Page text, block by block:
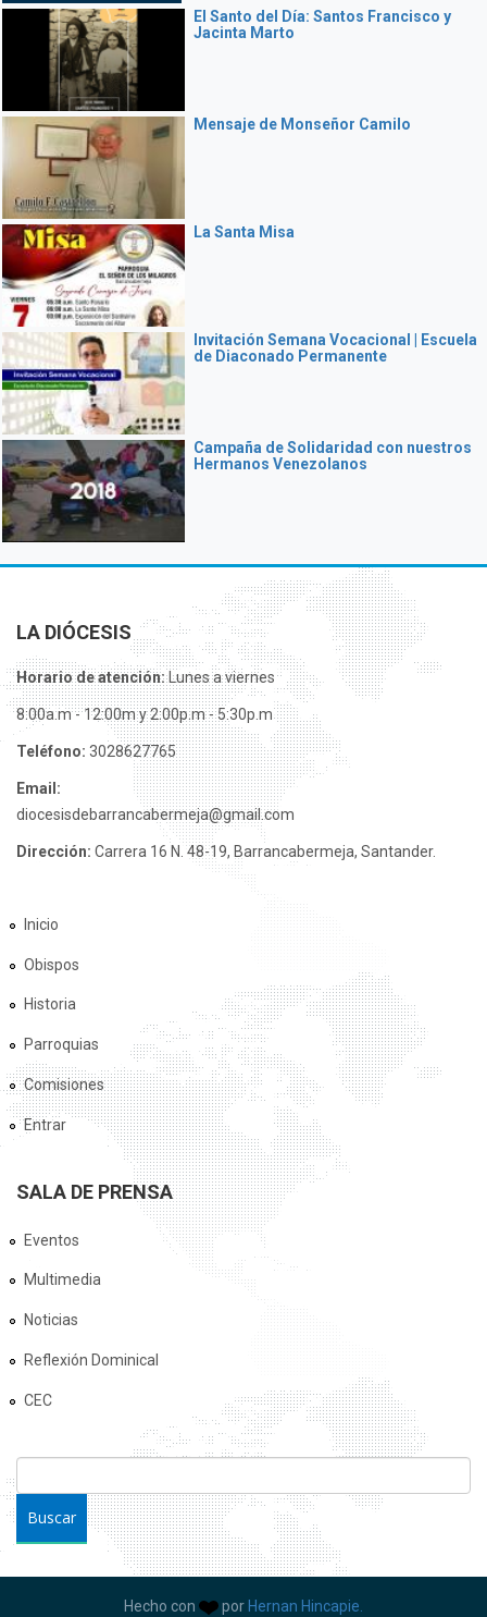
El Santo del Día: Santos Francisco y
Jacinta Marto
Mensaje de Monseñor Camilo
La Santa Misa
Invitación Semana Vocacional | Escuela
de Diaconado Permanente
Campaña de Solidaridad con nuestros
Hermanos Venezolanos
LA DIÓCESIS
Horario de atención:Lunes a viernes
8:00a.m - 12:00m y 2:00p.m - 5:30p.m
Teléfono: 3028627765
Email:
diocesisdebarrancabermeja@gmail.com
Dirección: Carrera 16 N. 48-19, Barrancabermeja, Santander.
Inicio
Obispos
Historia
Parroquias
Comisiones
Entrar
SALA DE PRENSA
Eventos
Multimedia
Noticias
Reflexión Dominical
CEC
FORMULARIO DE BÚSQUEDA
Hecho con por Hernan Hincapie.